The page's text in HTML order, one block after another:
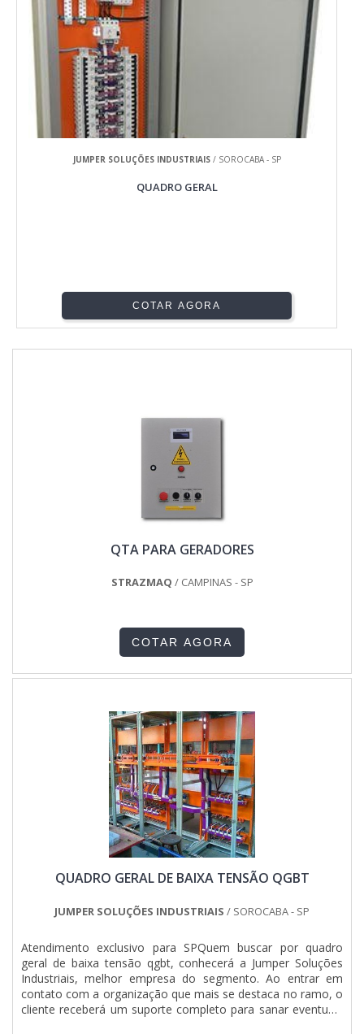
JUMPER SOLUÇÕES INDUSTRIAIS/ SOROCABA - SP
QUADRO GERAL
COTAR AGORA
QTA PARA GERADORES
STRAZMAQ / CAMPINAS - SP
COTAR AGORA
QUADRO GERAL DE BAIXA TENSÃO QGBT
JUMPER SOLUÇÕES INDUSTRIAIS / SOROCABA - SP
Atendimento exclusivo para SPQuem buscar por quadro
geral de baixa tensão qgbt, conhecerá a Jumper Soluções
Industriais, melhor empresa do segmento. Ao entrar em
contato com a organização que mais se destaca no ramo, o
cliente receberá um suporte completo para sanar eventuais